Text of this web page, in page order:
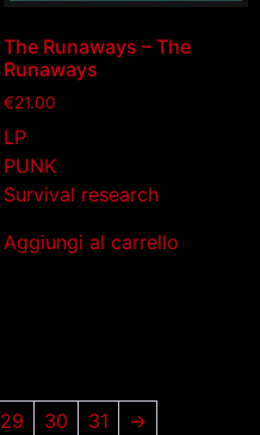
The Runaways – The
Runaways
€21.00
LP
PUNK
Survival research
Aggiungi al carrello
29 30 31 →